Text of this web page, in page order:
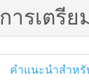
การเตรี
คำแนะนำสำหรั